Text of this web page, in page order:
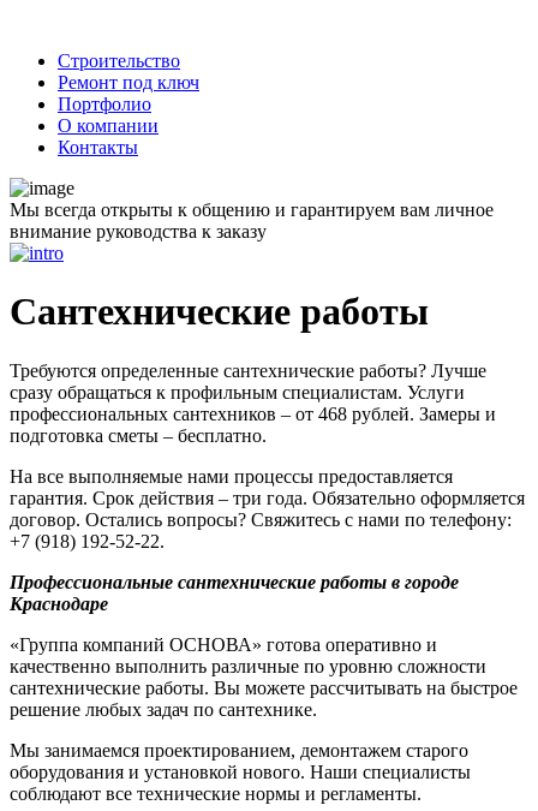
Строительство
Ремонт под ключ
Портфолио
О компании
Контакты
Мы всегда открыты к общению и гарантируем вам личное
внимание руководства к заказу
Сантехнические работы
Требуются определенные сантехнические работы? Лучше
сразу обращаться к профильным специалистам. Услуги
профессиональных сантехников – от 468 рублей. Замеры и
подготовка сметы – бесплатно.
На все выполняемые нами процессы предоставляется
гарантия. Срок действия – три года. Обязательно оформляется
договор. Остались вопросы? Свяжитесь с нами по телефону:
+7 (918) 192-52-22.
Профессиональные сантехнические работы в городе
Краснодаре
«Группа компаний ОСНОВА» готова оперативно и
качественно выполнить различные по уровню сложности
сантехнические работы. Вы можете рассчитывать на быстрое
решение любых задач по сантехнике.
Мы занимаемся проектированием, демонтажем старого
оборудования и установкой нового. Наши специалисты
соблюдают все технические нормы и регламенты.